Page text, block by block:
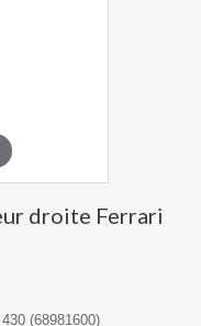
droite Ferrari
(68981600)